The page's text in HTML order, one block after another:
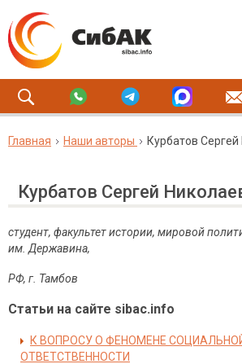
Главная Наши авторы Курбатов
Курбатов Сергей
студент, факультет истории, мировой
им. Державина,
РФ, г. Тамбов
Статьи на сайте sibac.info
К ВОПРОСУ О ФЕНОМЕНЕ
ОТВЕТСТВЕННОСТИ